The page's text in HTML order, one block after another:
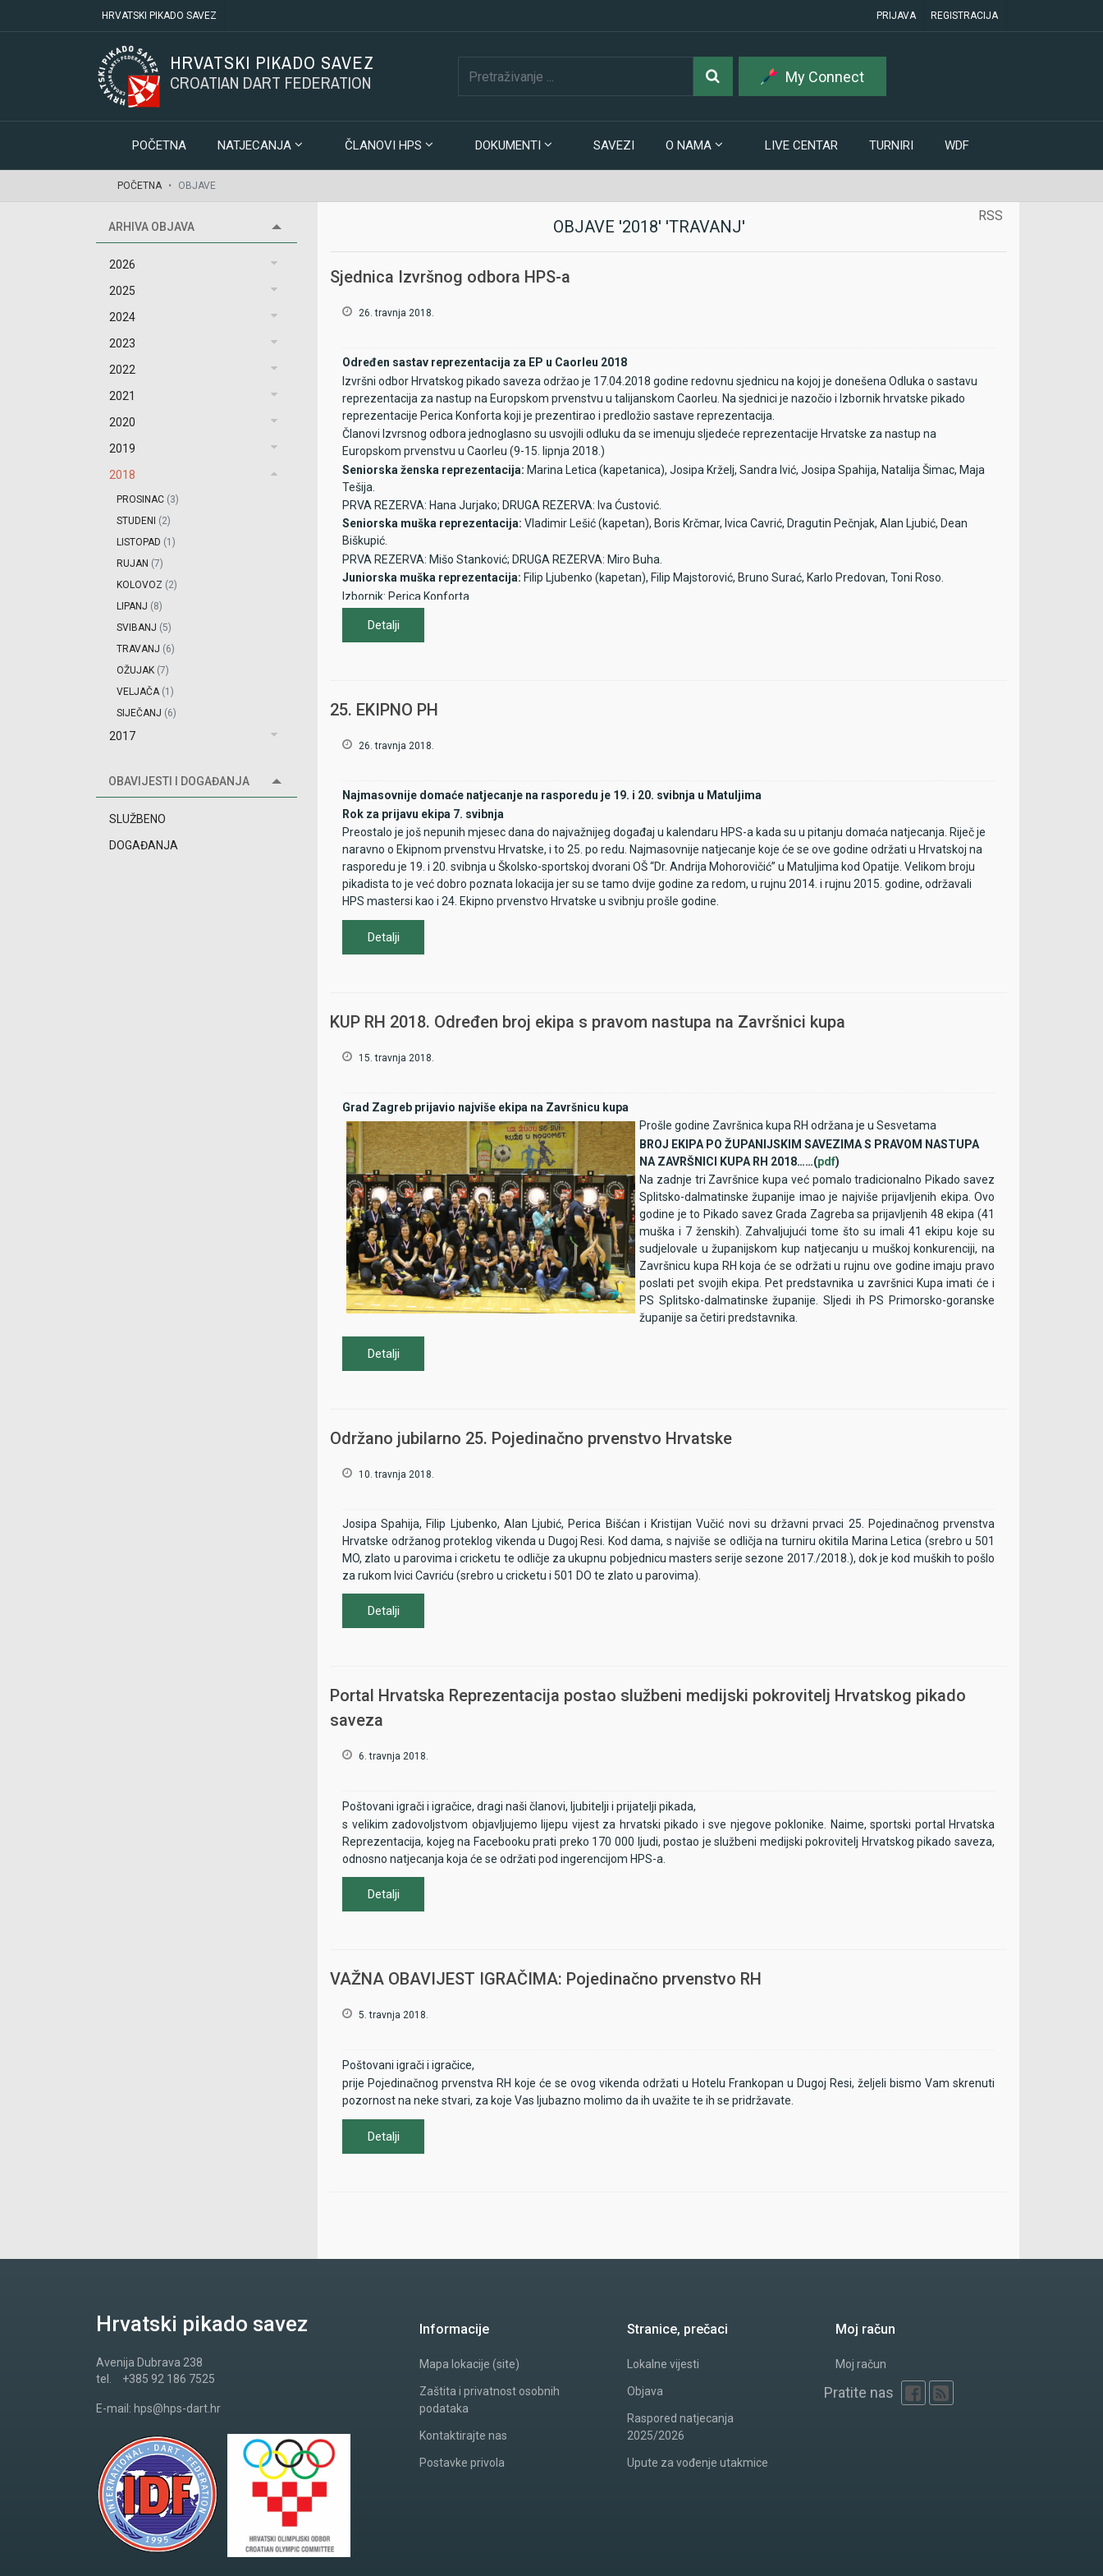
HRVATSKI PIKADO SAVEZ PRIJAVA REGISTRACIJA
HRVATSKI PIKADO SAVEZ
CROATIAN DART FEDERATION My Connect
POČETNA NATJECANJA ČLANOVI HPS DOKUMENTI SAVEZI O NAMA LIVE CENTAR TURNIRI WDF
POČETNA OBJAVE
ARHIVA OBJAVA
2026
2025
2024
2023
2022
2021
2020
2019
2018
PROSINAC (3)
STUDENI (2)
LISTOPAD (1)
RUJAN (7)
KOLOVOZ (2)
LIPANJ (8)
SVIBANJ (5)
TRAVANJ (6)
OŽUJAK (7)
VELJAČA (1)
SIJEČANJ (6)
2017
OBAVIJESTI I DOGAĐANJA
SLUŽBENO
DOGAĐANJA
RSS
OBJAVE '2018' 'TRAVANJ'
Sjednica Izvršnog odbora HPS-a
26. travnja 2018.
Određen sastav reprezentacija za EP u Caorleu 2018
Izvršni odbor Hrvatskog pikado saveza održao je 17.04.2018 godine redovnu sjednicu na kojoj je donešena Odluka o sastavu
reprezentacija za nastup na Europskom prvenstvu u talijanskom Caorleu. Na sjednici je nazočio i Izbornik hrvatske pikado
reprezentacije Perica Konforta koji je prezentirao i predložio sastave reprezentacija.
Članovi Izvrsnog odbora jednoglasno su usvojili odluku da se imenuju sljedeće reprezentacije Hrvatske za nastup na
Europskom prvenstvu u Caorleu (9-15. lipnja 2018.)
Seniorska ženska reprezentacija: Marina Letica (kapetanica), Josipa Krželj, Sandra Ivić, Josipa Spahija, Natalija Šimac, Maja
Tešija.
PRVA REZERVA: Hana Jurjako; DRUGA REZERVA: Iva Ćustović.
Seniorska muška reprezentacija: Vladimir Lešić (kapetan), Boris Krčmar, Ivica Cavrić, Dragutin Pečnjak, Alan Ljubić, Dean
Biškupić.
PRVA REZERVA: Mišo Stanković; DRUGA REZERVA: Miro Buha.
Juniorska muška reprezentacija: Filip Ljubenko (kapetan), Filip Majstorović, Bruno Surać, Karlo Predovan, Toni Roso.
Izbornik: Perica Konforta
Detalji
25. EKIPNO PH
26. travnja 2018.
Najmasovnije domaće natjecanje na rasporedu je 19. i 20. svibnja u Matuljima
Rok za prijavu ekipa 7. svibnja
Preostalo je još nepunih mjesec dana do najvažnijeg događaj u kalendaru HPS-a kada su u pitanju domaća natjecanja. Riječ je
naravno o Ekipnom prvenstvu Hrvatske, i to 25. po redu. Najmasovnije natjecanje koje će se ove godine održati u Hrvatskoj na
rasporedu je 19. i 20. svibnja u Školsko-sportskoj dvorani OŠ “Dr. Andrija Mohorovičić” u Matuljima kod Opatije. Velikom broju
pikadista to je već dobro poznata lokacija jer su se tamo dvije godine za redom, u rujnu 2014. i rujnu 2015. godine, održavali
HPS mastersi kao i 24. Ekipno prvenstvo Hrvatske u svibnju prošle godine.
Detalji
KUP RH 2018. Određen broj ekipa s pravom nastupa na Završnici kupa
15. travnja 2018.
Grad Zagreb prijavio najviše ekipa na Završnicu kupa
Prošle godine Završnica kupa RH održana je u Sesvetama
BROJ EKIPA PO ŽUPANIJSKIM SAVEZIMA S PRAVOM NASTUPA
NA ZAVRŠNICI KUPA RH 2018……(pdf)
Na zadnje tri Završnice kupa već pomalo tradicionalno Pikado savez
Splitsko-dalmatinske županije imao je najviše prijavljenih ekipa. Ovo
godine je to Pikado savez Grada Zagreba sa prijavljenih 48 ekipa (41
muška i 7 ženskih). Zahvaljujući tome što su imali 41 ekipu koje su
sudjelovale u županijskom kup natjecanju u muškoj konkurenciji, na
Završnicu kupa RH koja će se održati u rujnu ove godine imaju pravo
poslati pet svojih ekipa. Pet predstavnika u završnici Kupa imati će i
PS Splitsko-dalmatinske županije. Sljedi ih PS Primorsko-goranske
županije sa četiri predstavnika.
Detalji
Održano jubilarno 25. Pojedinačno prvenstvo Hrvatske
10. travnja 2018.
Josipa Spahija, Filip Ljubenko, Alan Ljubić, Perica Bišćan i Kristijan Vučić novi su državni prvaci 25. Pojedinačnog prvenstva
Hrvatske održanog proteklog vikenda u Dugoj Resi. Kod dama, s najviše se odličja na turniru okitila Marina Letica (srebro u 501
MO, zlato u parovima i cricketu te odličje za ukupnu pobjednicu masters serije sezone 2017./2018.), dok je kod muških to pošlo
za rukom Ivici Cavriću (srebro u cricketu i 501 DO te zlato u parovima).
Detalji
Portal Hrvatska Reprezentacija postao službeni medijski pokrovitelj Hrvatskog pikado
saveza
6. travnja 2018.
Poštovani igrači i igračice, dragi naši članovi, ljubitelji i prijatelji pikada,
s velikim zadovoljstvom objavljujemo lijepu vijest za hrvatski pikado i sve njegove poklonike. Naime, sportski portal Hrvatska
Reprezentacija, kojeg na Facebooku prati preko 170 000 ljudi, postao je službeni medijski pokrovitelj Hrvatskog pikado saveza,
odnosno natjecanja koja će se održati pod ingerencijom HPS-a.
Detalji
VAŽNA OBAVIJEST IGRAČIMA: Pojedinačno prvenstvo RH
5. travnja 2018.
Poštovani igrači i igračice,
prije Pojedinačnog prvenstva RH koje će se ovog vikenda održati u Hotelu Frankopan u Dugoj Resi, željeli bismo Vam skrenuti
pozornost na neke stvari, za koje Vas ljubazno molimo da ih uvažite te ih se pridržavate.
Detalji
Hrvatski pikado savez
Avenija Dubrava 238
tel.
+385 92 186 7525
E-mail: hps@hps-dart.hr
Informacije
Mapa lokacije (site)
Zaštita i privatnost osobnih
podataka
Kontaktirajte nas
Postavke privola
Stranice, prečaci
Lokalne vijesti
Objava
Raspored natjecanja
2025/2026
Upute za vođenje utakmice
Moj račun
Moj račun
Pratite nas